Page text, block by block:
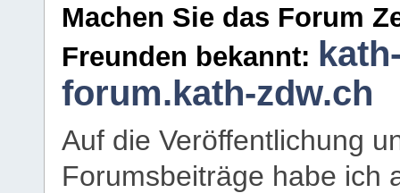
Machen Sie das Forum
Freunden bekannt:
forum.kath-zdw.ch
Auf die Veröffentlichung
Forumsbeiträge habe ich